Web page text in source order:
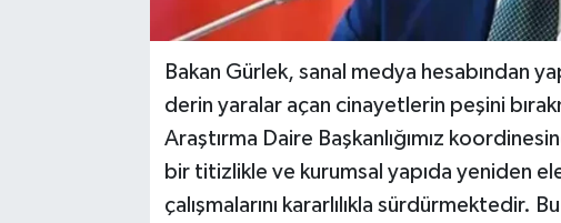
Bakan Gürlek, sanal medya hesabından
derin yaralar açan cinayetlerin peşini
Araştırma Daire Başkanlığımız
bir titizlikle ve kurumsal yapıda yeniden
çalışmalarını kararlılıkla sürdürmektedir.